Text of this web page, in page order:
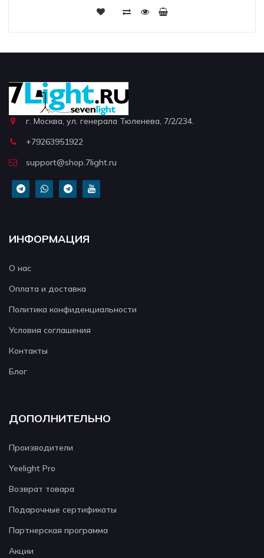
г. Москва, ул. генерала Тюленева, 7/2/234.
+79263951922
support@shop.7light.ru
ИНФОРМАЦИЯ
О нас
Оплата и доставка
Политика конфиденциальности
Условия соглашения
Контакты
Блог
ДОПОЛНИТЕЛЬНО
Производители
Yeelight Pro
Возврат товара
Подарочные сертификаты
Партнерская программа
Акции